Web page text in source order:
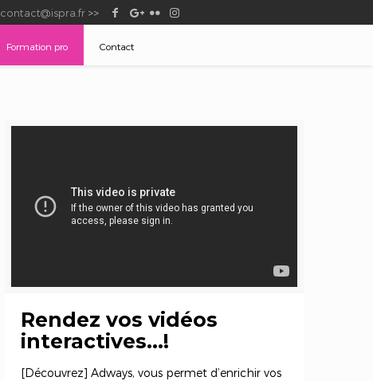
contact@ispra.fr>>
Formation pro Contact
Rendez vos vidéos
interactives…!
[Découvrez] Adways, vous permet d’enrichir vos